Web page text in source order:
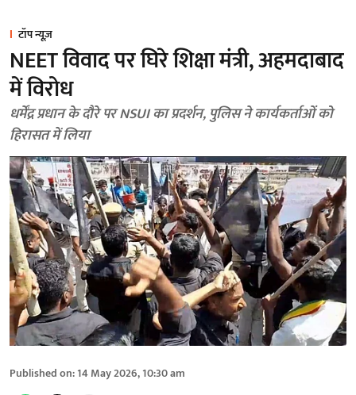
टॉप न्यूज़
NEET विवाद पर घिरे शिक्षा मंत्री, अहमदाबाद
में विरोध
धर्मेंद्र प्रधान के दौरे पर NSUI का प्रदर्शन, पुलिस ने कार्यकर्ताओं को
हिरासत में लिया
Published on:14 May 2026, 10:30 am